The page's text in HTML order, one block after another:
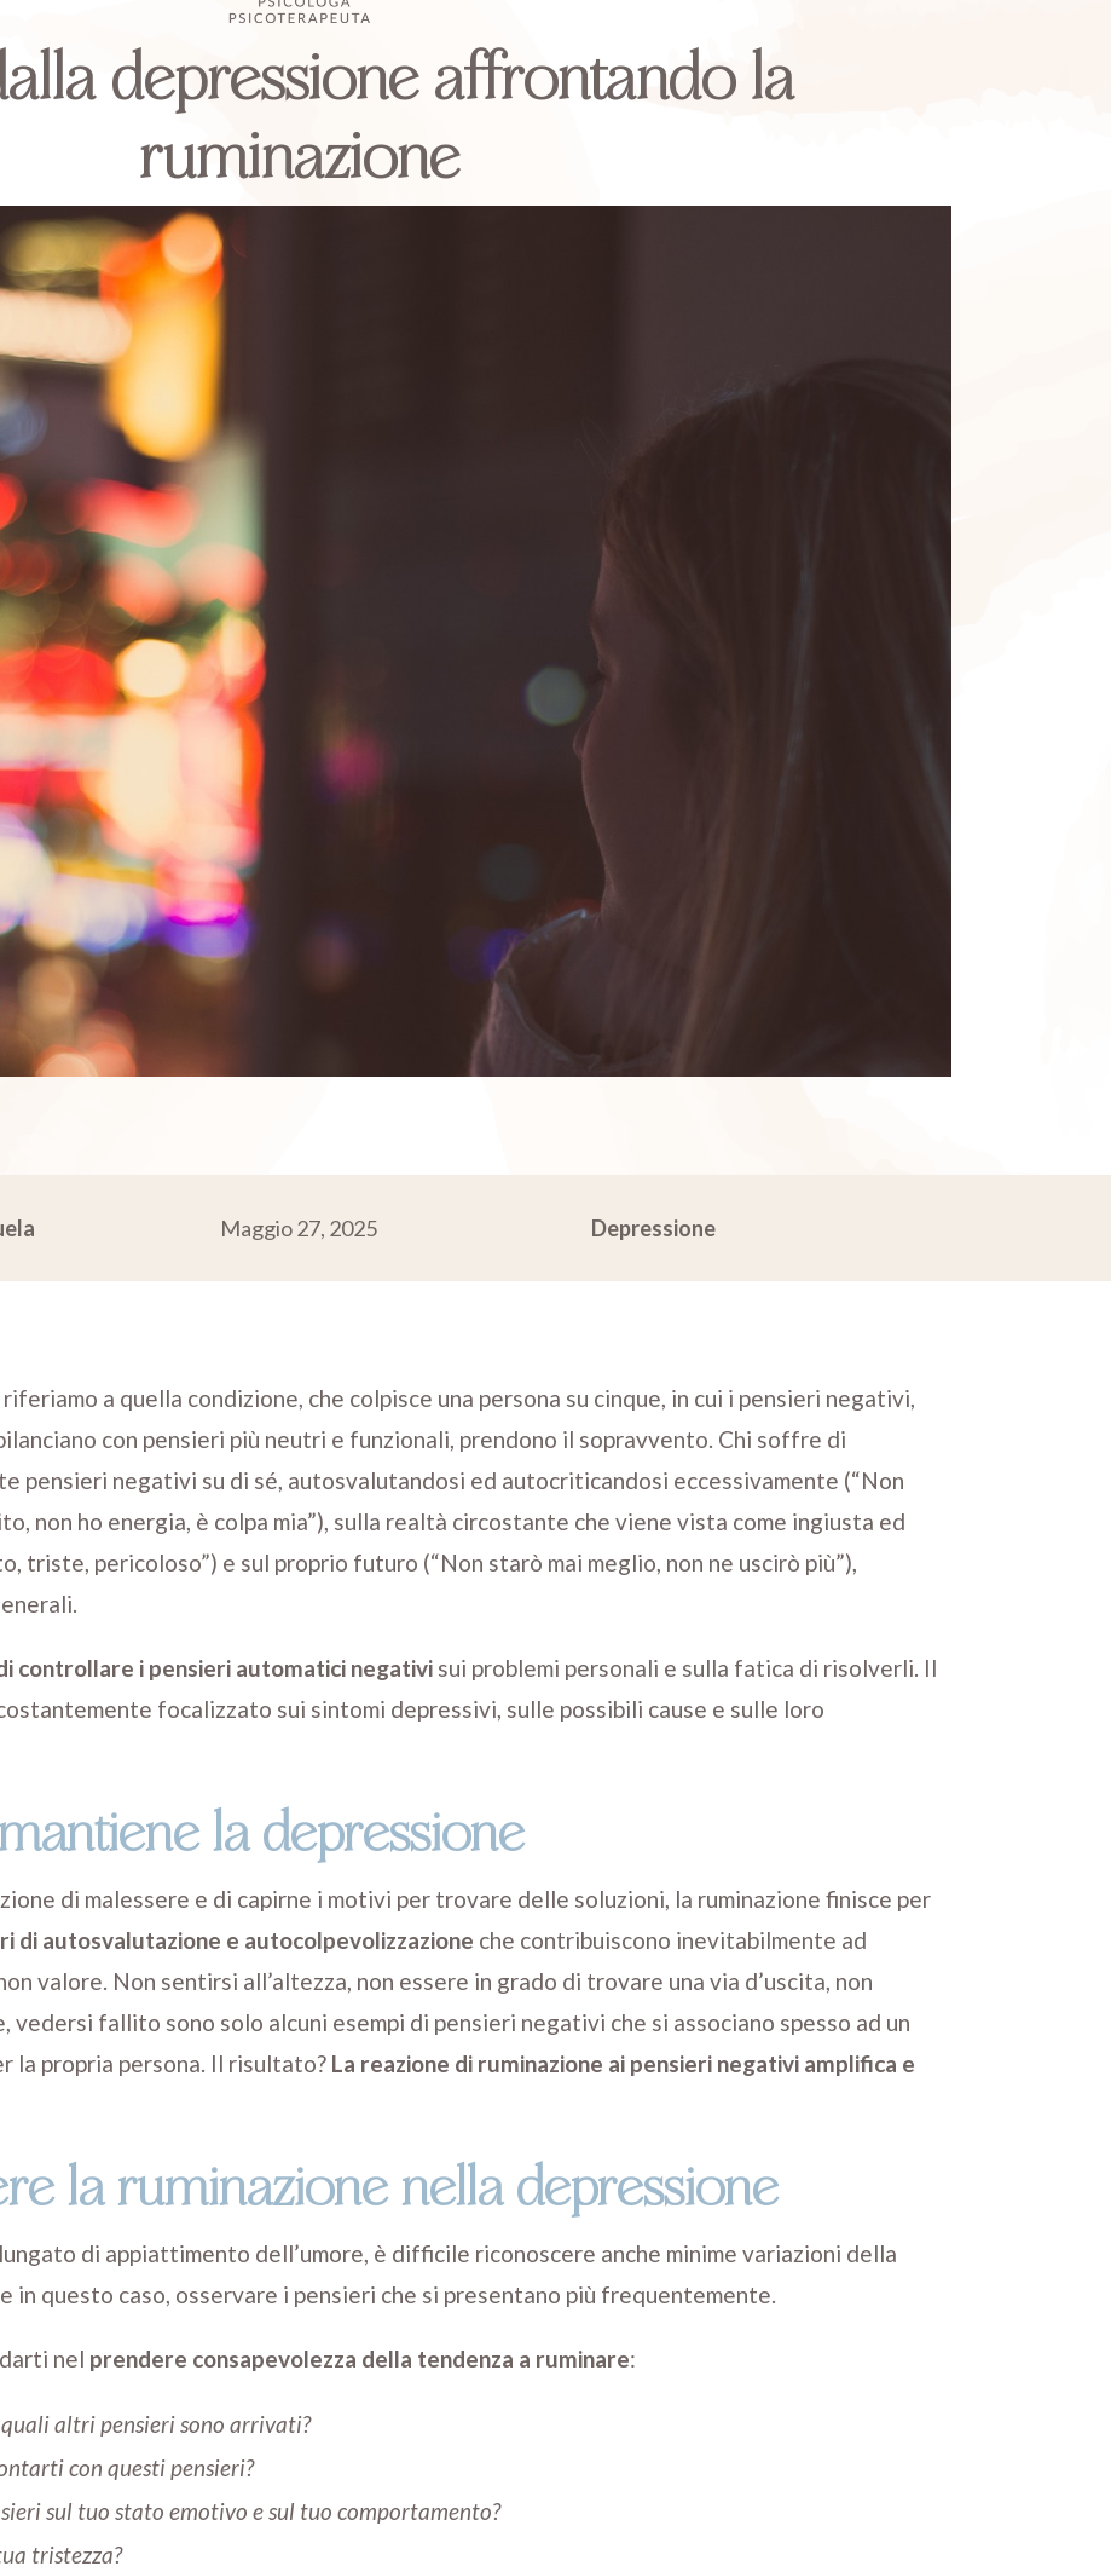
depressione affrontando la
ruminazione
Maggio 27, 2025 Depressione
a quella condizione, che colpisce una persona su cinque, in cui i pensieri negativi,
con pensieri più neutri e funzionali, prendono il sopravvento. Chi soffre di
pensieri negativi su di sé, autosvalutandosi ed autocriticandosi eccessivamente (“Non
non ho energia, è colpa mia”), sulla realtà circostante che viene vista come ingiusta ed
triste, pericoloso”) e sul proprio futuro (“Non starò mai meglio, non ne uscirò più”),
controllare i pensieri automatici negativi sui problemi personali e sulla fatica di risolverli. Il
focalizzato sui sintomi depressivi, sulle possibili cause e sulle loro
la depressione
di malessere e di capirne i motivi per trovare delle soluzioni, la ruminazione finisce per
di autosvalutazione e autocolpevolizzazione che contribuiscono inevitabilmente ad
valore. Non sentirsi all’altezza, non essere in grado di trovare una via d’uscita, non
fallito sono solo alcuni esempi di pensieri negativi che si associano spesso ad un
la propria persona. Il risultato? La reazione di ruminazione ai pensieri negativi amplifica e
la ruminazione nella depressione
di appiattimento dell’umore, è difficile riconoscere anche minime variazioni della
in questo caso, osservare i pensieri che si presentano più frequentemente.
nel prendere consapevolezza della tendenza a ruminare:
altri pensieri sono arrivati?
con questi pensieri?
sul tuo stato emotivo e sul tuo comportamento?
tristezza?